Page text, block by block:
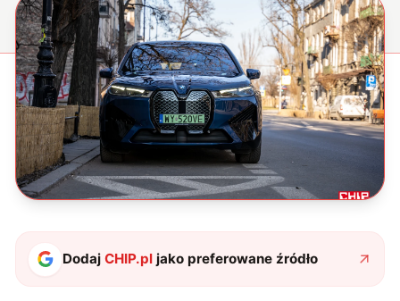
DodajCHIP.pl jako preferowane źródło